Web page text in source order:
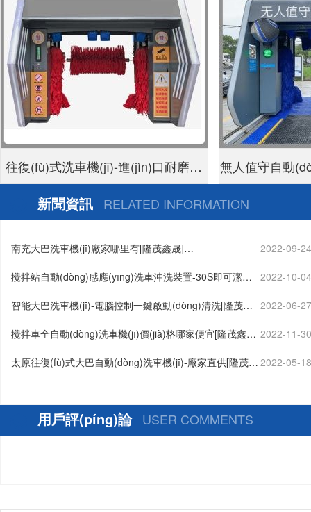
往復(fù)式洗車機(jī)-進(jìn)口耐磨泡
面刷不傷車漆[隆茂鑫晟]
無人值守自動
付24小時(shí)
新聞資訊 RELATED INFORMATION
南充大巴洗車機(jī)廠家哪里有[隆茂鑫晟]… 2022-09-
攪拌站自動(dòng)感應(yīng)洗車沖洗裝置-30S即可潔凈
2022-10-
智能大巴洗車機(jī)-電腦控制一鍵啟動(dòng)清洗[隆茂鑫
2022-06-
攪拌車全自動(dòng)洗車機(jī)價(jià)格哪家便宜[隆茂鑫晟] 2022-11-
太原往復(fù)式大巴自動(dòng)洗車機(jī)-廠家直供[隆茂鑫 2022-05-
用戶評(píng)論 USER COMMENTS